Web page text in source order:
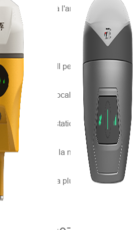
du MMS à l'arpentage
foncière. Il peut s'appliquer à
de localisation, de
utilise les stations totales et le
2D, tandis que la nouvelle ère est
la méthode la plus récente de